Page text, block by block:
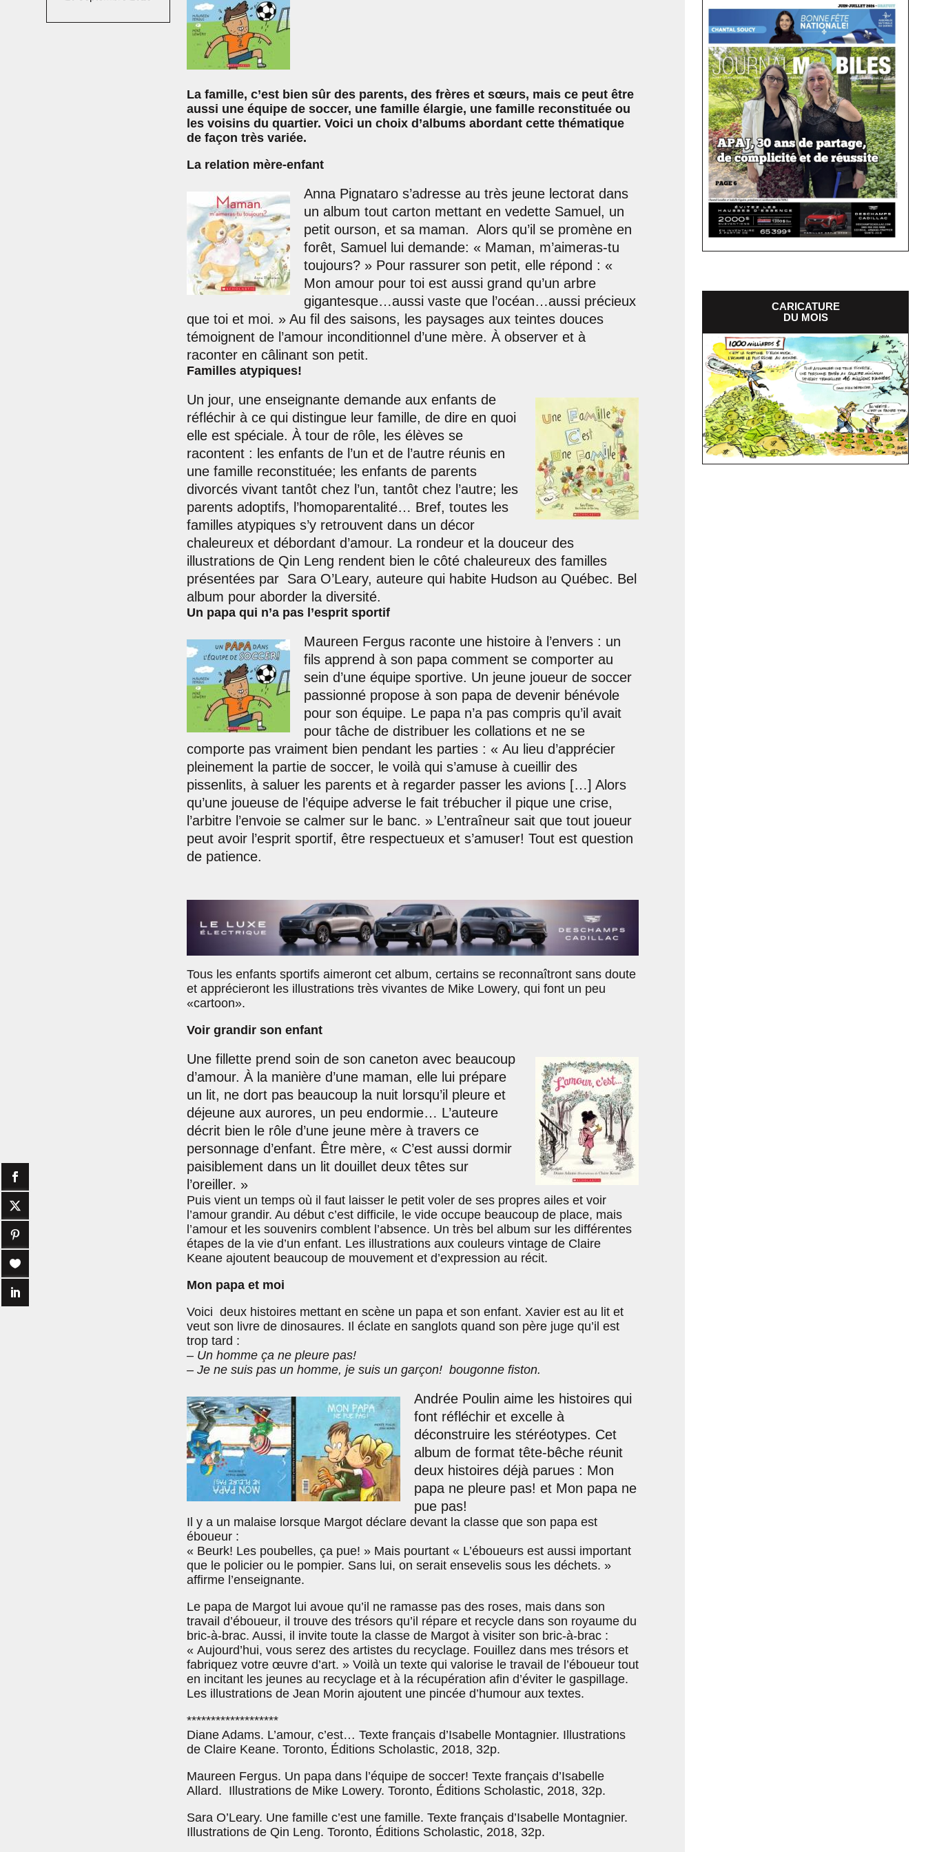
La famille, c’est bien sûr des parents, des frères et sœurs, mais ce peut être
aussi une équipe de soccer, une famille élargie, une famille reconstituée ou
les voisins du quartier. Voici un choix d’albums abordant cette thématique
de façon très variée.
La relation mère-enfant
Anna Pignataro s’adresse au très jeune lectorat dans
un album tout carton mettant en vedette Samuel, un
petit ourson, et sa maman. Alors qu’il se promène en
forêt, Samuel lui demande: « Maman, m’aimeras-tu
toujours? » Pour rassurer son petit, elle répond : «
Mon amour pour toi est aussi grand qu’un arbre
gigantesque…aussi vaste que l’océan…aussi précieux
que toi et moi. » Au fil des saisons, les paysages aux teintes douces
témoignent de l’amour inconditionnel d’une mère. À observer et à
raconter en câlinant son petit.
Familles atypiques!
Un jour, une enseignante demande aux enfants de
réfléchir à ce qui distingue leur famille, de dire en quoi
elle est spéciale. À tour de rôle, les élèves se
racontent : les enfants de l’un et de l’autre réunis en
une famille reconstituée; les enfants de parents
divorcés vivant tantôt chez l’un, tantôt chez l’autre; les
parents adoptifs, l’homoparentalité… Bref, toutes les
familles atypiques s’y retrouvent dans un décor
chaleureux et débordant d’amour. La rondeur et la douceur des
illustrations de Qin Leng rendent bien le côté chaleureux des familles
présentées par Sara O’Leary, auteure qui habite Hudson au Québec. Bel
album pour aborder la diversité.
Un papa qui n’a pas l’esprit sportif
Maureen Fergus raconte une histoire à l’envers : un
fils apprend à son papa comment se comporter au
sein d’une équipe sportive. Un jeune joueur de soccer
passionné propose à son papa de devenir bénévole
pour son équipe. Le papa n’a pas compris qu’il avait
pour tâche de distribuer les collations et ne se
comporte pas vraiment bien pendant les parties : « Au lieu d’apprécier
pleinement la partie de soccer, le voilà qui s’amuse à cueillir des
pissenlits, à saluer les parents et à regarder passer les avions […] Alors
qu’une joueuse de l’équipe adverse le fait trébucher il pique une crise,
l’arbitre l’envoie se calmer sur le banc. » L’entraîneur sait que tout joueur
peut avoir l’esprit sportif, être respectueux et s’amuser! Tout est question
de patience.
Tous les enfants sportifs aimeront cet album, certains se reconnaîtront sans doute
et apprécieront les illustrations très vivantes de Mike Lowery, qui font un peu
«cartoon».
Voir grandir son enfant
Une fillette prend soin de son caneton avec beaucoup
d’amour. À la manière d’une maman, elle lui prépare
un lit, ne dort pas beaucoup la nuit lorsqu’il pleure et
déjeune aux aurores, un peu endormie… L’auteure
décrit bien le rôle d’une jeune mère à travers ce
personnage d’enfant. Être mère, « C’est aussi dormir
paisiblement dans un lit douillet deux têtes sur
l’oreiller. »
Puis vient un temps où il faut laisser le petit voler de ses propres ailes et voir
l’amour grandir. Au début c’est difficile, le vide occupe beaucoup de place, mais
l’amour et les souvenirs comblent l’absence. Un très bel album sur les différentes
étapes de la vie d’un enfant. Les illustrations aux couleurs vintage de Claire
Keane ajoutent beaucoup de mouvement et d’expression au récit.
Mon papa et moi
Voici deux histoires mettant en scène un papa et son enfant. Xavier est au lit et
veut son livre de dinosaures. Il éclate en sanglots quand son père juge qu’il est
trop tard :
– Un homme ça ne pleure pas!
– Je ne suis pas un homme, je suis un garçon! bougonne fiston.
Andrée Poulin aime les histoires qui
font réfléchir et excelle à
déconstruire les stéréotypes. Cet
album de format tête-bêche réunit
deux histoires déjà parues : Mon
papa ne pleure pas! et Mon papa ne
pue pas!
Il y a un malaise lorsque Margot déclare devant la classe que son papa est
éboueur :
« Beurk! Les poubelles, ça pue! » Mais pourtant « L’éboueurs est aussi important
que le policier ou le pompier. Sans lui, on serait ensevelis sous les déchets. »
affirme l’enseignante.
Le papa de Margot lui avoue qu’il ne ramasse pas des roses, mais dans son
travail d’éboueur, il trouve des trésors qu’il répare et recycle dans son royaume du
bric-à-brac. Aussi, il invite toute la classe de Margot à visiter son bric-à-brac :
« Aujourd’hui, vous serez des artistes du recyclage. Fouillez dans mes trésors et
fabriquez votre œuvre d’art. » Voilà un texte qui valorise le travail de l’éboueur tout
en incitant les jeunes au recyclage et à la récupération afin d’éviter le gaspillage.
Les illustrations de Jean Morin ajoutent une pincée d’humour aux textes.
*******************
Diane Adams. L’amour, c’est… Texte français d’Isabelle Montagnier. Illustrations
de Claire Keane. Toronto, Éditions Scholastic, 2018, 32p.
Maureen Fergus. Un papa dans l’équipe de soccer! Texte français d’Isabelle
Allard. Illustrations de Mike Lowery. Toronto, Éditions Scholastic, 2018, 32p.
Sara O’Leary. Une famille c’est une famille. Texte français d’Isabelle Montagnier.
Illustrations de Qin Leng. Toronto, Éditions Scholastic, 2018, 32p.
CARICATURE
DU MOIS